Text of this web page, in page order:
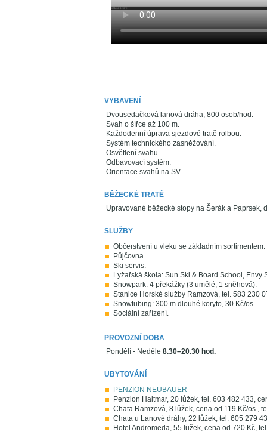
VYBAVENÍ
Dvousedačková lanová dráha, 800 osob/hod.
Svah o šířce až 100 m.
Každodenní úprava sjezdové tratě rolbou.
Systém technického zasněžování.
Osvětlení svahu.
Odbavovací systém.
Orientace svahů na SV.
BĚŽECKÉ TRATĚ
Upravované běžecké stopy na Šerák a Paprsek,
SLUŽBY
Občerstvení u vleku se základním sortimentem.
Půjčovna.
Ski servis.
Lyžařská škola: Sun Ski & Board School, Envy
Snowpark: 4 překážky (3 umělé, 1 sněhová).
Stanice Horské služby Ramzová, tel. 583 230
Snowtubing: 300 m dlouhé koryto, 30 Kč/os.
Sociální zařízení.
PROVOZNÍ DOBA
Pondělí - Neděle 8.30–20.30 hod.
UBYTOVÁNÍ
PENZION NEUBAUER
Penzion Haltmar, 20 lůžek, tel. 603 482 433,
Chata Ramzová, 8 lůžek, cena od 119 Kč/os.,
Chata u Lanové dráhy, 22 lůžek, tel. 605 279
Hotel Andromeda, 55 lůžek, cena od 720 Kč,